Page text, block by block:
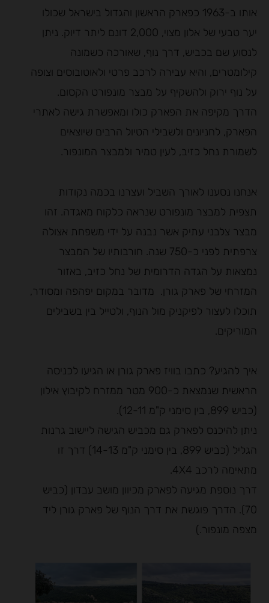
אותו ב-1963 כפארק הראשון והגדול בישראל שכולו
יער טבעי של אלון מצוי, 2,000 דונם ליתר דיוק. ניתן
לנסוע שם בכביש, דרך נוף, שאורכה כשמונה
קילומטרים, והיא עבירה לרכב פרטי ולאוטובוסים וצופה
על נוף ירוק ולהשקיף על מבצר מונפורט הקסום.
הדרך מקיפה את הפארק כולו ומאפשרת גישה לאתרי
הפארק, לחניונים ולשבילי הטיול הרבים שיוצאים
לשמורת נחל כזיב, לעין טמיר ולמבצר המונפור.
אנחנו נסענו לאורך השביל ועצרנו בכמה נקודות
תצפית למבצר מונפורט שנראה כלקוח מאגדה. זהו
מבצר צלבני עתיק אשר נבנה על ידי משפחת אצולה
צרפתית לפני כ-750 שנה. חורבותיו של המבצר
נמצאות על הגדה הדרומית של נחל כזיב, באזור
המזרחי של פארק גורן. מדובר במקום יפהפה ומסודר,
תוכלו לעצור לפיקניק מול הנוף, ולטייל בין בשבילים
המוריקים.
איך להגיע? כתבו בוויז פארק גורן או הגיעו לכניסה
הראשית שנמצאת כ-900 מטר ממזרח לקיבוץ אילון
(כביש 899, בין סימני ק"מ 12-11).
ניתן להיכנס לפארק גם מכביש הגישה ליישוב גרנות
הגליל (כביש 899, בין סימני ק"מ 14-13) דרך זו
מתאימה לרכב 4X4.
דרך נוספת מגיעה לפארק מכיוון מושב עבדון (כביש
70). הדרך פוגשת את דרך הנוף של פארק גורן ליד
מצפה מונפור.)